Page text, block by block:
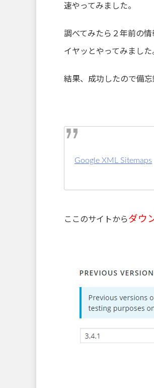
速やってみました。
調べてみたら２年前の
イヤッとやってみました
結果、成功したので備忘
Google XML Sitemaps
ここのサイトからダウ